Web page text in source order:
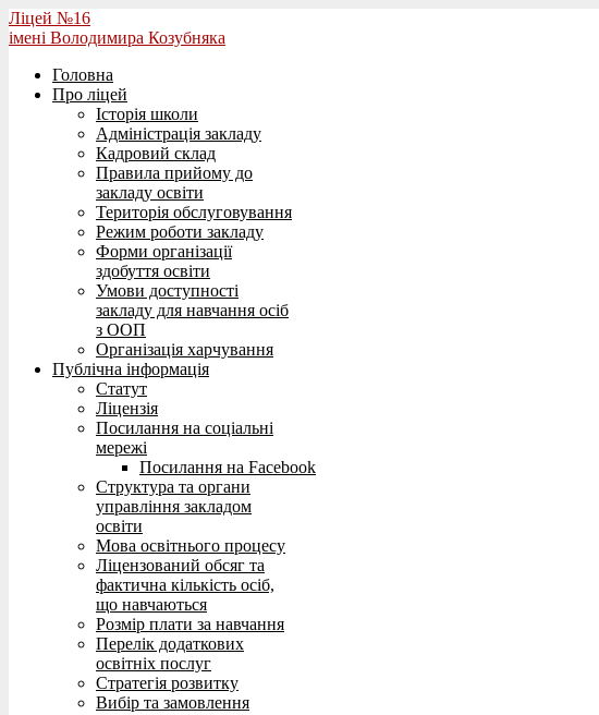
Ліцей №16
імені Володимира Козубняка
Головна
Про ліцей
Історія школи
Адміністрація закладу
Кадровий склад
Правила прийому до
закладу освіти
Територія обслуговування
Режим роботи закладу
Форми організації
здобуття освіти
Умови доступності
закладу для навчання осіб
з ООП
Організація харчування
Публічна інформація
Статут
Ліцензія
Посилання на соціальні
мережі
Посилання на Facebook
Структура та органи
управління закладом
освіти
Мова освітнього процесу
Ліцензований обсяг та
фактична кількість осіб,
що навчаються
Розмір плати за навчання
Перелік додаткових
освітніх послуг
Стратегія розвитку
Вибір та замовлення